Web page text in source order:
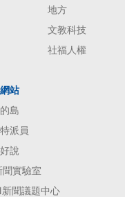
地方
文教科技
社福人權
站
島
派員
說
聞實驗室
聞議題中心